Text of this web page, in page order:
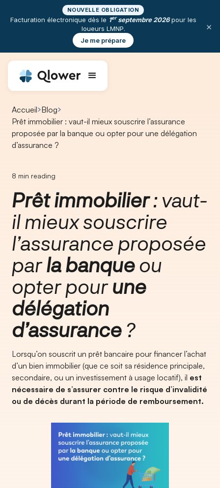
NOUVELLE OBLIGATION
Facturation électronique dès le 1erseptembre 2026pour les
loueurs LMNP.
Je me prépare
×
Accueil Blog
Prêt immobilier : vaut-il mieux souscrire l’assurance
proposée par la banque ou opter pour une délégation
d’assurance ?
8 min reading
Prêt immobilier: vaut-
il mieux souscrire
l’assurance proposée
parla banqueou
opter pourune
délégation
d’assurance ?
Lorsqu’on souscrit un prêt bancaire pour financer l’achat
d’un bien immobilier (que ce soit sa résidence principale,
secondaire, ou un investissement à usage locatif), il est
nécessaire de s’assurer contre le risque d’invalidité
ou de décès durant la période de remboursement.